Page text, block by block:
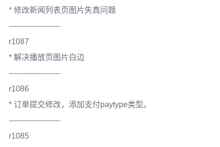
* 修改新闻列表页图片失真问题
---------------------
r1087
* 解决播放页图片白边
---------------------
r1086
* 订单提交修改，添加支付paytype类型。
---------------------
r1085